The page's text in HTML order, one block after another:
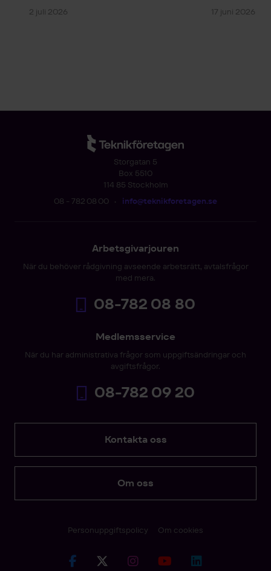
2 juli 2026 17 juni 2026 –
Storgatan 5
Box 5510
114 85 Stockholm
08 - 782 08 00 • info@teknikforetagen.se
Arbetsgivarjouren
När du behöver rådgivning avseende arbetsrätt, avtalsfrågor
med mera.
08-782 08 80
Medlemsservice
När du har administrativa frågor som uppgiftsändringar och
avgiftsfrågor.
08-782 09 20
Kontakta oss
Om oss
Personuppgiftspolicy Om cookies